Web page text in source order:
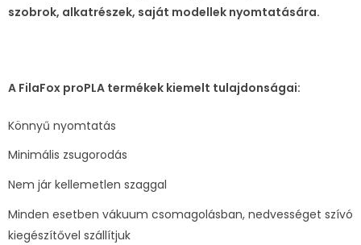
szobrok, alkatrészek, saját modellek nyomtatására.
A FilaFox proPLA termékek kiemelt tulajdonságai:
Könnyű nyomtatás
Minimális zsugorodás
Nem jár kellemetlen szaggal
Minden esetben vákuum csomagolásban, nedvességet szívó
kiegészítővel szállítjuk